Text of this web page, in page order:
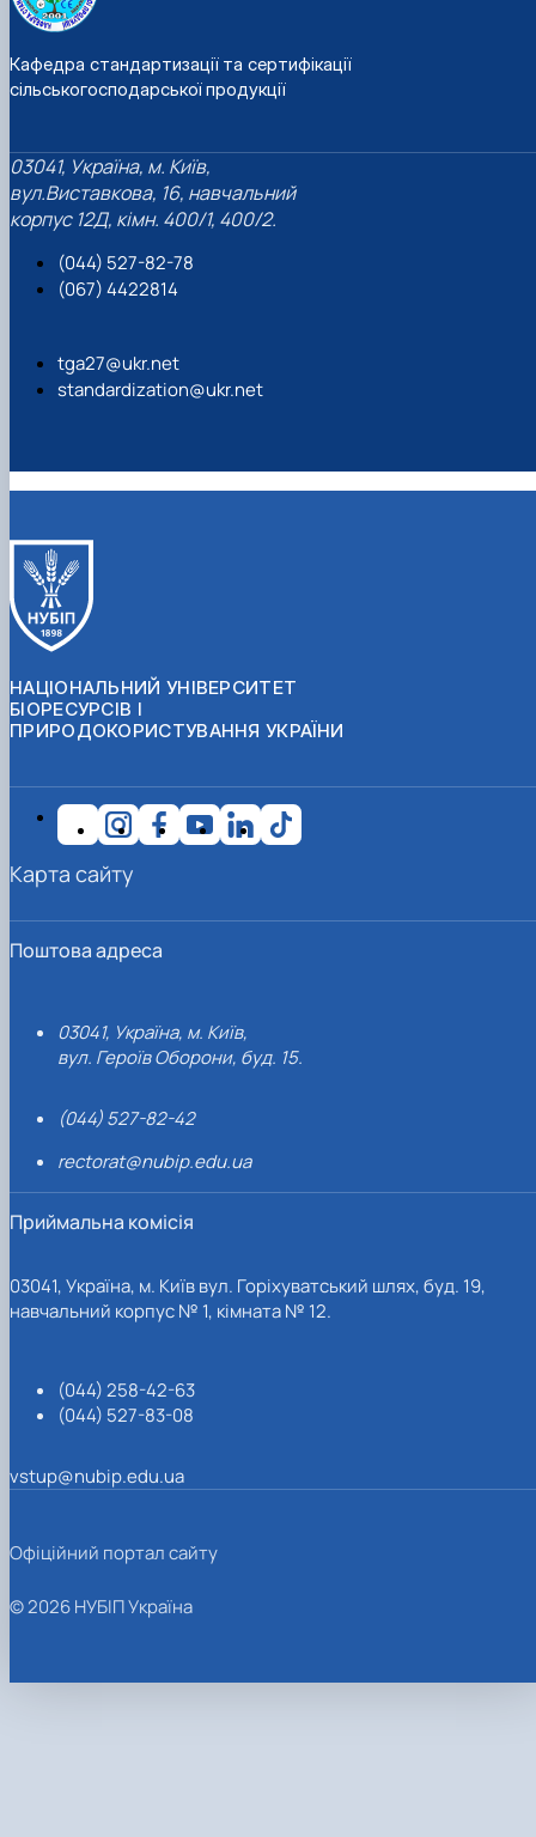
Кафедра стандартизації та сертифікації
сільськогосподарської продукції
03041, Україна, м. Київ,
вул.Виставкова, 16, навчальний
корпус 12Д, кімн. 400/1, 400/2.
(044) 527-82-78
(067) 4422814
tga27@ukr.net
standardization@ukr.net
НАЦІОНАЛЬНИЙ УНІВЕРСИТЕТ
БІОРЕСУРСІВ І
ПРИРОДОКОРИСТУВАННЯ УКРАЇНИ
Поштова адреса
03041, Україна, м. Київ,
вул. Героїв Оборони, буд. 15.
(044) 527-82-42
rectorat@nubip.edu.ua
Приймальна комісія
03041, Україна, м. Київ вул. Горіхуватський шлях, буд. 19,
навчальний корпус № 1, кімната № 12.
(044) 258-42-63
(044) 527-83-08
vstup@nubip.edu.ua
Карта сайту
Офіційний портал сайту
© 2026 НУБІП Україна